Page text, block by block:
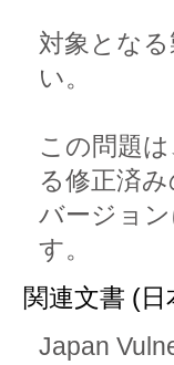
対象とな
い。
この問題
る修正済
バージョ
す。
関連文書 (日
Japan